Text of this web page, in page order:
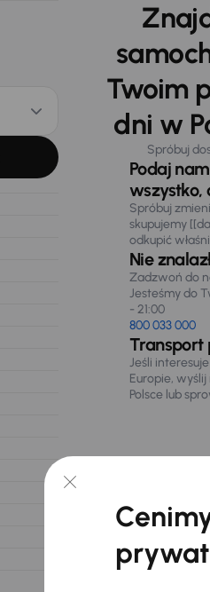
Twoim
dni w
Spróbuj
Podaj
wszystko,
Spróbuj
skupujemy
odkupić
Nie
Zadzwoń do
Jesteśmy do
- 21:00
800 033 000
Transport
Jeśli
Europie,
Polsce lub